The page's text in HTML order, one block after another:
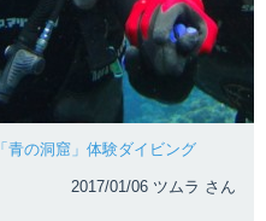
青の洞窟」体験ダイビング
2017/01/06 ツムラ さん